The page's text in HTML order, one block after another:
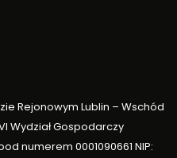
Rejonowym Lublin – Wschód
Wydział Gospodarczy
numerem 0001090661 NIP: